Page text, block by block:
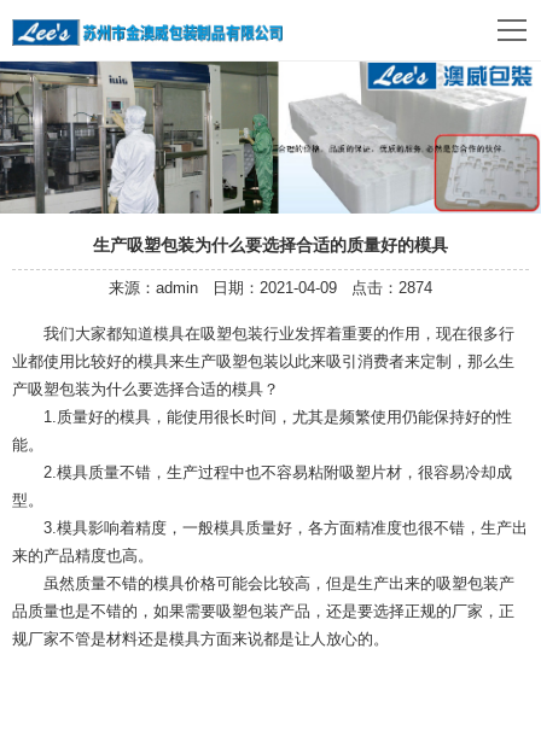
生产吸塑包装为什么要选择合适的质量好的模具
来源：admin 日期：2021-04-09 点击：2874
我们大家都知道模具在吸塑包装行业发挥着重要的作用，现在很多行
业都使用比较好的模具来生产吸塑包装以此来吸引消费者来定制，那么生
产吸塑包装为什么要选择合适的模具？
1.质量好的模具，能使用很长时间，尤其是频繁使用仍能保持好的性
能。
2.模具质量不错，生产过程中也不容易粘附吸塑片材，很容易冷却成
型。
3.模具影响着精度，一般模具质量好，各方面精准度也很不错，生产出
来的产品精度也高。
虽然质量不错的模具价格可能会比较高，但是生产出来的吸塑包装产
品质量也是不错的，如果需要吸塑包装产品，还是要选择正规的厂家，正
规厂家不管是材料还是模具方面来说都是让人放心的。